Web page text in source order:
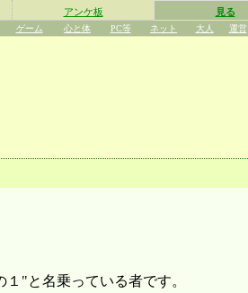
アンケ板 見る
ゲーム 心と体 PC等 ネット 大人 運営
"と名乗っている者です。